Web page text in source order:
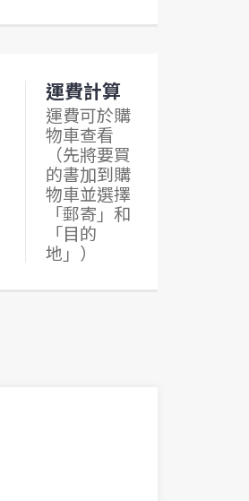
運費計算
運費可於購
物車查看
（先將要買
的書加到購
物車並選擇
「郵寄」和
「目的
地」）